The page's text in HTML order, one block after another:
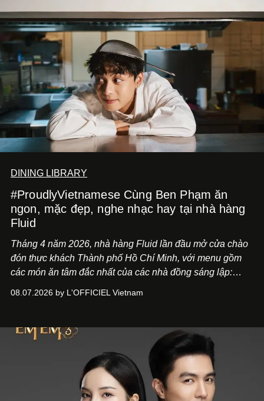
DINING LIBRARY
#ProudlyVietnamese Cùng Ben Phạm ăn
ngon, mặc đẹp, nghe nhạc hay tại nhà hàng
Fluid
Tháng 4 năm 2026, nhà hàng Fluid lần đầu mở cửa chào
đón thực khách Thành phố Hồ Chí Minh, với menu gồm
các món ăn tâm đắc nhất của các nhà đồng sáng lập:
món ăn đa dạng từ Á đến Âu nhanh chóng được yêu thích
mang đến niềm vui cho thực khách.
08.07.2026 by L'OFFICIEL Vietnam